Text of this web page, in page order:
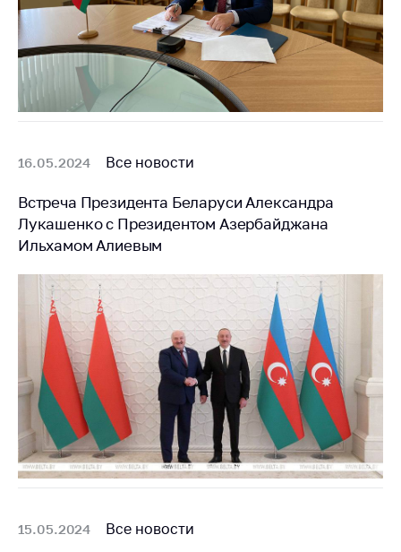
Прямaя телефоннaя
линия
Горячая линия
Электронные
Сообщить о росте
цен на товары
Сообщить о росте
цен на лекарства и
медицинские
Контакты
Адрес и режим
работы
Приемная
Министра
Горячая линия
Пресс-служба
орган
16.05.2024 Все новости
Встреча Президента Беларуси Александра
Лукашенко с Президентом Азербайджана
Ильхамом Алиевым
15.05.2024 Все новости